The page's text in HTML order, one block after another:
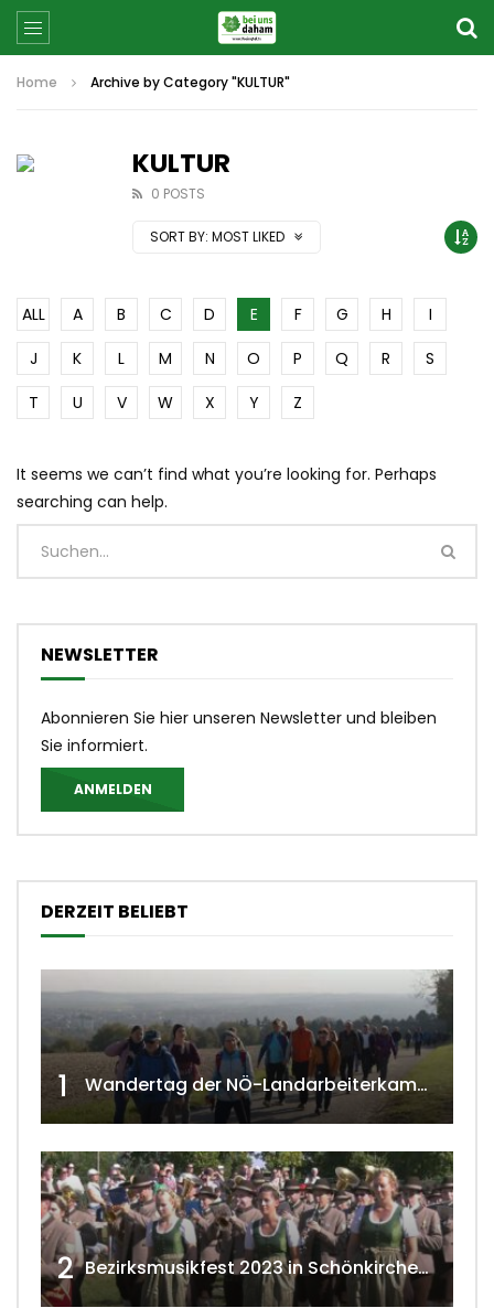
Home Archive by Category "KULTUR"
KULTUR
0 POSTS
SORT BY: MOST LIKED
ALL A B C D E F G H
I
J
K L M N O P Q R
S
T
U V W X Y Z
It seems we can’t find what you’re looking for. Perhaps
searching can help.
NEWSLETTER
Abonnieren Sie hier unseren Newsletter und bleiben
Sie informiert.
ANMELDEN
DERZEIT BELIEBT
1 Wandertag der NÖ-Landarbeiterkammer in Hollabrunn 2024
2 Bezirksmusikfest 2023 in Schönkirchen-Reyersdorf